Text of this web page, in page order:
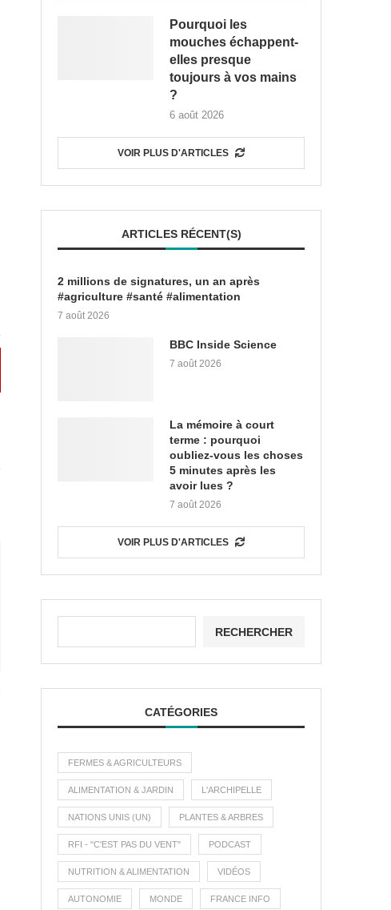
Pourquoi les
mouches échappent-
elles presque
toujours à vos mains
?
6 août 2026
VOIR PLUS D'ARTICLES
ARTICLES RÉCENT(S)
2 millions de signatures, un an après
#agriculture #santé #alimentation
7 août 2026
BBC Inside Science
7 août 2026
La mémoire à court
terme : pourquoi
oubliez-vous les choses
5 minutes après les
avoir lues ?
7 août 2026
VOIR PLUS D'ARTICLES
RECHERCHER
CATÉGORIES
FERMES & AGRICULTEURS
ALIMENTATION & JARDIN L'ARCHIPELLE
NATIONS UNIS (UN) PLANTES & ARBRES
RFI - "C'EST PAS DU VENT" PODCAST
NUTRITION & ALIMENTATION VIDÉOS
AUTONOMIE MONDE FRANCE INFO